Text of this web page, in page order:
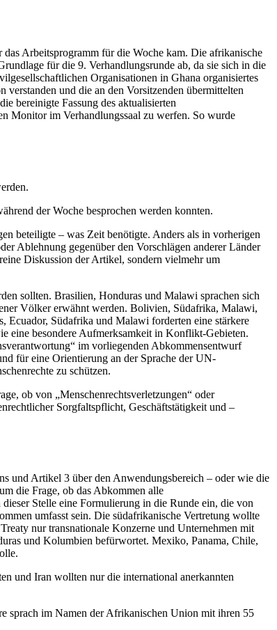
Arbeitsprogramm für die Woche kam. Die afrikanische
für die 9. Verhandlungsrunde ab, da sie sich in die
Organisationen in Ghana organisiertes
und die an den Vorsitzenden übermittelten
bereinigte Fassung des aktualisierten
Monitor im Verhandlungssaal zu werfen. So wurde
der Woche besprochen werden konnten.
beteiligte – was Zeit benötigte. Anders als in vorherigen
Ablehnung gegenüber den Vorschlägen anderer Länder
Diskussion der Artikel, sondern vielmehr um
sollten. Brasilien, Honduras und Malawi sprachen sich
Völker erwähnt werden. Bolivien, Südafrika, Malawi,
Südafrika und Malawi forderten eine stärkere
eine besondere Aufmerksamkeit in Konflikt-Gebieten.
im vorliegenden Abkommensentwurf
für eine Orientierung an der Sprache der UN-
zu schützen.
ob von „Menschenrechtsverletzungen“ oder
Sorgfaltspflicht, Geschäftstätigkeit und –
und Artikel 3 über den Anwendungsbereich – oder wie die
die Frage, ob das Abkommen alle
Stelle eine Formulierung in die Runde ein, die von
umfasst sein. Die südafrikanische Vertretung wollte
nur transnationale Konzerne und Unternehmen mit
und Kolumbien befürwortet. Mexiko, Panama, Chile,
und Iran wollten nur die international anerkannten
sprach im Namen der Afrikanischen Union mit ihren 55